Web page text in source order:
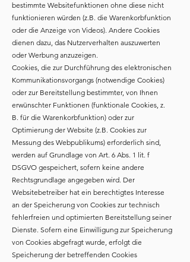
bestimmte Websitefunktionen ohne diese nicht
funktionieren würden (z.B. die Warenkorbfunktion
oder die Anzeige von Videos). Andere Cookies
dienen dazu, das Nutzerverhalten auszuwerten
oder Werbung anzuzeigen.
Cookies, die zur Durchführung des elektronischen
Kommunikationsvorgangs (notwendige Cookies)
oder zur Bereitstellung bestimmter, von Ihnen
erwünschter Funktionen (funktionale Cookies, z.
B. für die Warenkorbfunktion) oder zur
Optimierung der Website (z.B. Cookies zur
Messung des Webpublikums) erforderlich sind,
werden auf Grundlage von Art. 6 Abs. 1 lit. f
DSGVO gespeichert, sofern keine andere
Rechtsgrundlage angegeben wird. Der
Websitebetreiber hat ein berechtigtes Interesse
an der Speicherung von Cookies zur technisch
fehlerfreien und optimierten Bereitstellung seiner
Dienste. Sofern eine Einwilligung zur Speicherung
von Cookies abgefragt wurde, erfolgt die
Speicherung der betreffenden Cookies